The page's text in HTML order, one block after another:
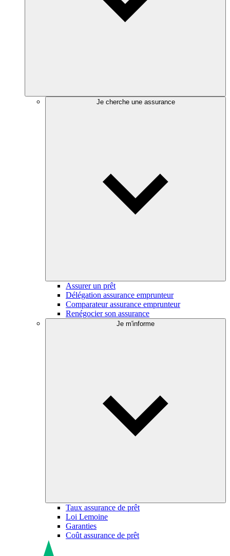
Je cherche une assurance
Assurer un prêt
Délégation assurance emprunteur
Comparateur assurance emprunteur
Renégocier son assurance
Je m'informe
Taux assurance de prêt
Loi Lemoine
Garanties
Coût assurance de prêt